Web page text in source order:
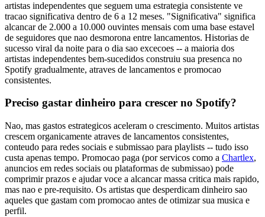
artistas independentes que seguem uma estrategia consistente ve
tracao significativa dentro de 6 a 12 meses. "Significativa" significa
alcancar de 2.000 a 10.000 ouvintes mensais com uma base estavel
de seguidores que nao desmorona entre lancamentos. Historias de
sucesso viral da noite para o dia sao excecoes -- a maioria dos
artistas independentes bem-sucedidos construiu sua presenca no
Spotify gradualmente, atraves de lancamentos e promocao
consistentes.
Preciso gastar dinheiro para crescer no Spotify?
Nao, mas gastos estrategicos aceleram o crescimento. Muitos artistas
crescem organicamente atraves de lancamentos consistentes,
conteudo para redes sociais e submissao para playlists -- tudo isso
custa apenas tempo. Promocao paga (por servicos como a Chartlex,
anuncios em redes sociais ou plataformas de submissao) pode
comprimir prazos e ajudar voce a alcancar massa critica mais rapido,
mas nao e pre-requisito. Os artistas que desperdicam dinheiro sao
aqueles que gastam com promocao antes de otimizar sua musica e
perfil.